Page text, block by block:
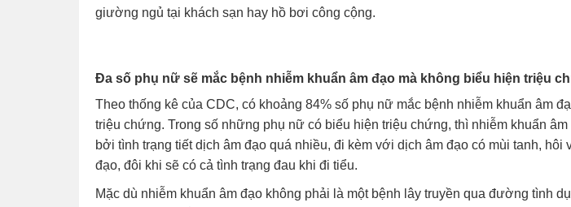
giường ngủ tại khách sạn hay hồ bơi công cộng.
Đa số phụ nữ sẽ mắc bệnh nhiễm khuẩn âm đạo mà không biểu hiện triệu
Theo thống kê của CDC, có khoảng 84% số phụ nữ mắc bệnh nhiễm khuẩn âm
triệu chứng. Trong số những phụ nữ có biểu hiện triệu chứng, thì nhiễm khuẩn
bởi tình trạng tiết dịch âm đạo quá nhiều, đi kèm với dịch âm đạo có mùi tanh, hôi
đạo, đôi khi sẽ có cả tình trạng đau khi đi tiểu.
Mặc dù nhiễm khuẩn âm đạo không phải là một bệnh lây truyền qua đường tình